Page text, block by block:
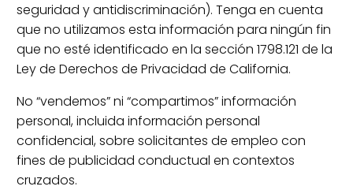
seguridad y antidiscriminación). Tenga en cuenta
que no utilizamos esta información para ningún fin
que no esté identificado en la sección 1798.121 de la
Ley de Derechos de Privacidad de California.
No “vendemos” ni “compartimos” información
personal, incluida información personal
confidencial, sobre solicitantes de empleo con
fines de publicidad conductual en contextos
cruzados.